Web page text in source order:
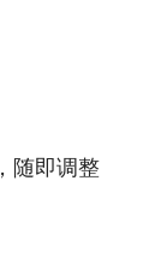
随即调整